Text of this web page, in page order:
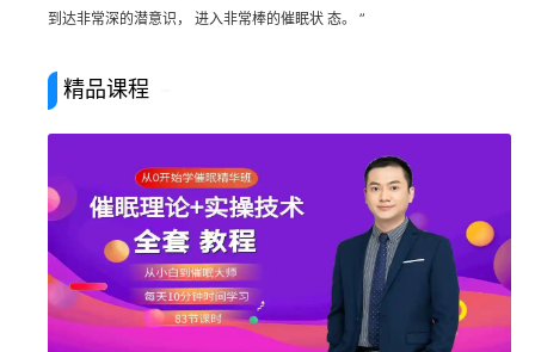
到达非常深的潜意识， 进入非常棒的催眠状 态。 ”
精品课程